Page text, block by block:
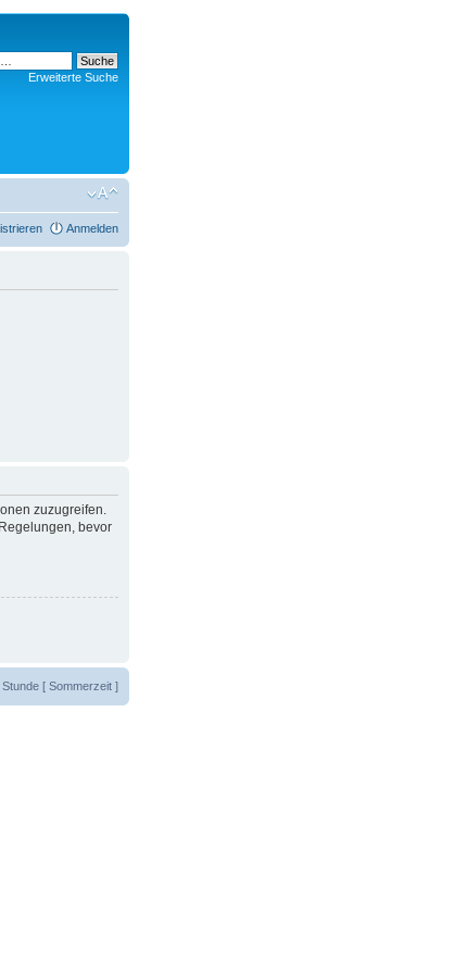
Erweiterte Suche
Anmelden
zuzugreifen.
bevor
[ Sommerzeit ]